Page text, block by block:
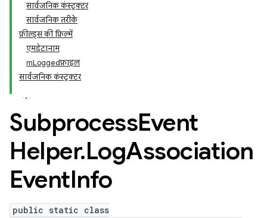
सार्वजनिक कंस्ट्रक्टर
सार्वजनिक तरीके
फ़ील्ड्स की फ़िल्में
एमडेटानाम
mLoggedफ़ाइल
सार्वजनिक कंस्ट्रक्टर
SubprocessEvent
Helper.LogAssociation
EventInfo
public static class